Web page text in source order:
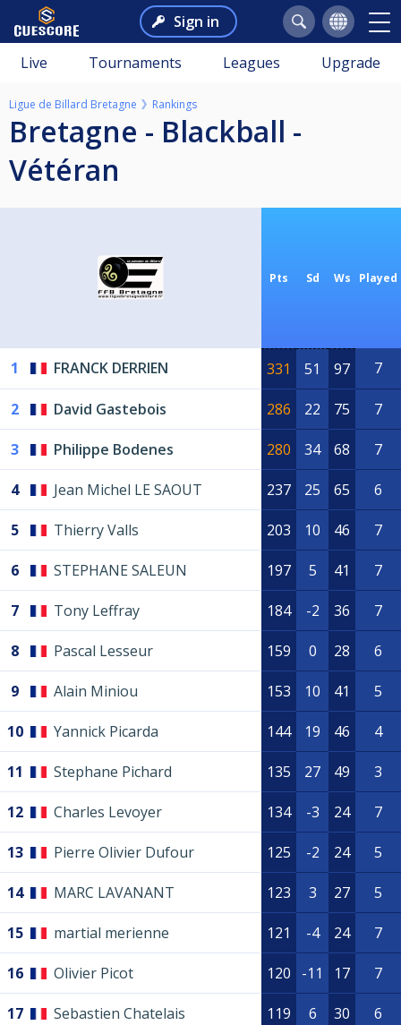
Sign in
Live Tournaments Leagues Upgrade
Ligue de Billard Bretagne Rankings
Bretagne - Blackball -
Vétéran
Pts Sd Ws Played
1 FRANCK DERRIEN 331 51 97 7
2 David Gastebois 286 22 75 7
3 Philippe Bodenes 280 34 68 7
4 Jean Michel LE SAOUT 237 25 65 6
5 Thierry Valls 203 10 46 7
6 STEPHANE SALEUN 197 5 41 7
7 Tony Leffray 184 -2 36 7
8 Pascal Lesseur 159 0 28 6
9 Alain Miniou 153 10 41 5
10 Yannick Picarda 144 19 46 4
11 Stephane Pichard 135 27 49 3
12 Charles Levoyer 134 -3 24 7
13 Pierre Olivier Dufour 125 -2 24 5
14 MARC LAVANANT 123 3 27 5
15 martial merienne 121 -4 24 7
16 Olivier Picot 120 -11 17 7
17 Sebastien Chatelais 119 6 30 6